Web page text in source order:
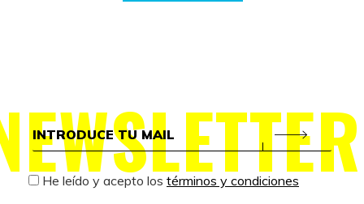
He leído y acepto los términos y condiciones